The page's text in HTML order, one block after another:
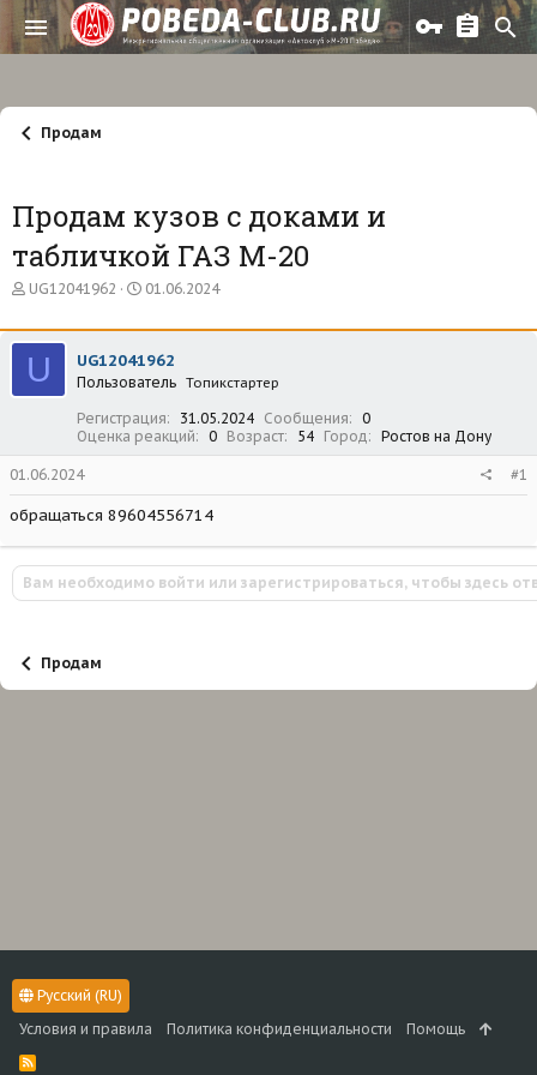
Продам
Продам кузов с доками и
табличкой ГАЗ М-20
А
т
о
т
UG12041962
Д
т
н
а
а
л
а
01.06.2024
U UG12041962
Пользователь Топикстартер
Регистрация 31.05.2024 Сообщения
0
Оценка реакций
0 Возраст 54 Город Ростов на Дону
01.06.2024 #1
обращаться 89604556714
Вам необходимо войти или зарегистрироваться, чтобы здесь
Продам
Русский (RU)
Условия и правила
Политика конфиденциальности Помощь
R